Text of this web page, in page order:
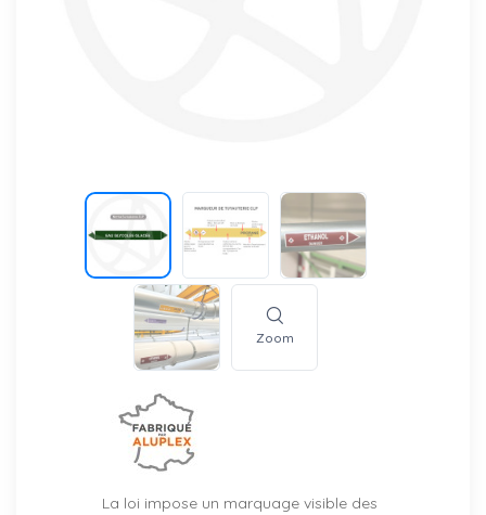
Zoom
La loi impose un marquage visible des